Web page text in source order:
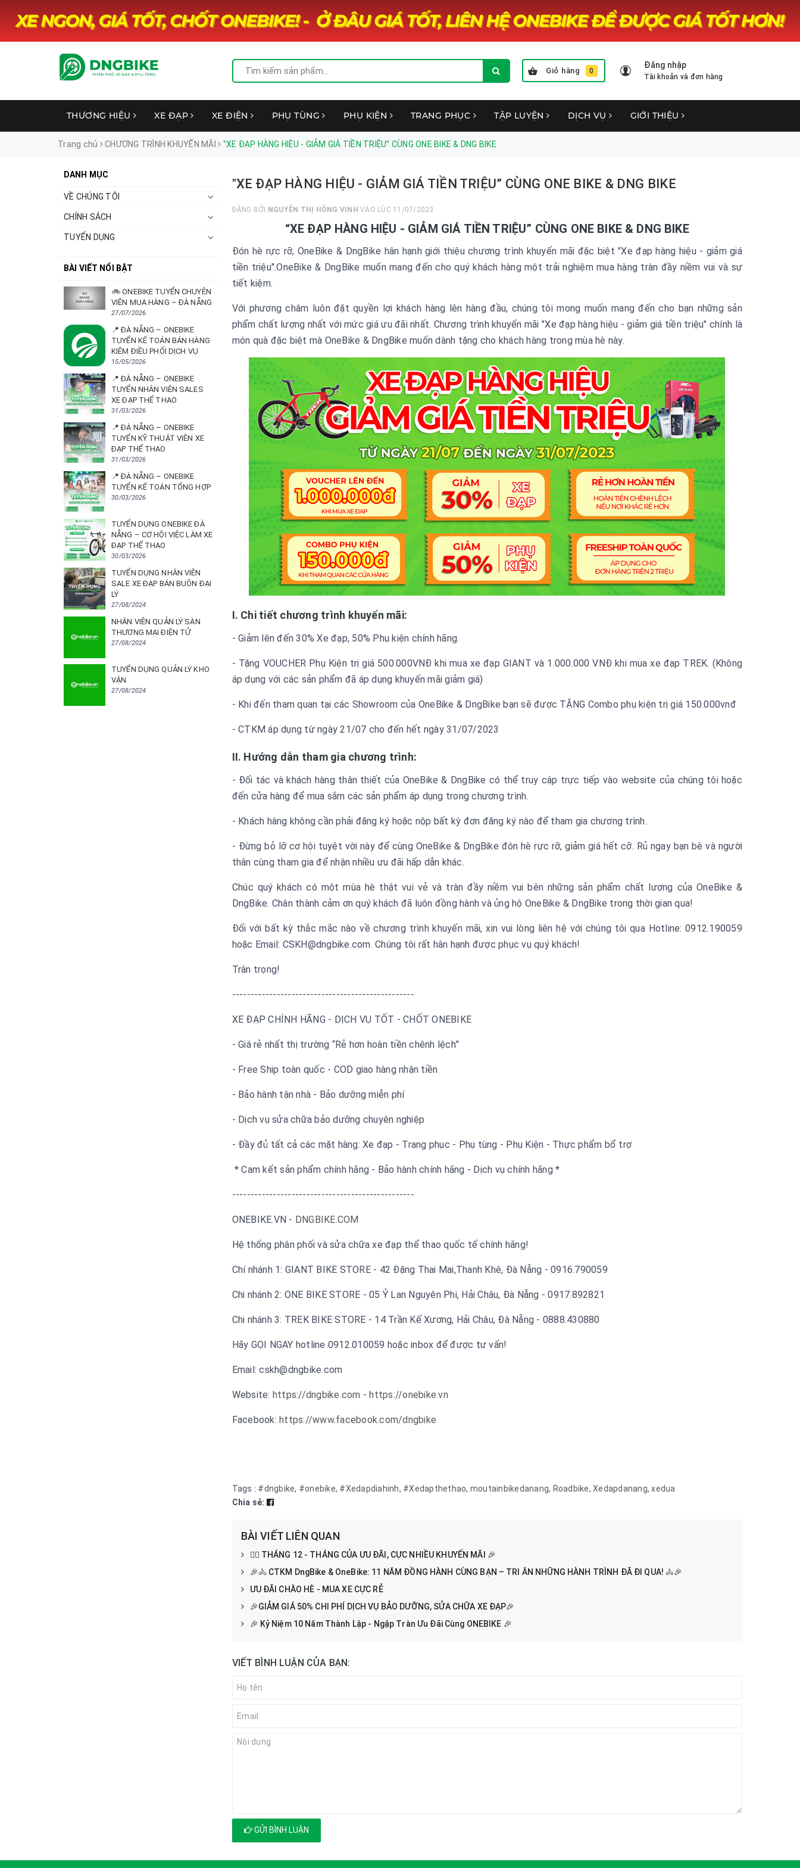
Giỏ hàng 0
Đăng nhập
Tài khoản và đơn hàng
THƯƠNG HIỆU XE ĐẠP XE ĐIỆN PHỤ TÙNG PHỤ KIỆN TRANG PHỤC TẬP LUYỆN DỊCH VỤ GIỚI THIỆU
Trang chủ CHƯƠNG TRÌNH KHUYẾN MÃI "XE ĐẠP HÀNG HIỆU - GIẢM GIÁ TIỀN TRIỆU” CÙNG ONE BIKE & DNG BIKE
"XE ĐẠP HÀNG HIỆU - GIẢM GIÁ TIỀN TRIỆU” CÙNG ONE BIKE & DNG BIKE
ĐĂNG BỞI NGUYỄN THỊ HỒNG VINH VÀO LÚC 11/07/2023
“XE ĐẠP HÀNG HIỆU - GIẢM GIÁ TIỀN TRIỆU” CÙNG ONE BIKE & DNG BIKE
Đón hè rực rỡ, OneBike & DngBike hân hạnh giới thiệu chương trình khuyến mãi đặc biệt "Xe đạp hàng hiệu - giảm giá
tiền triệu".OneBike & DngBike muốn mang đến cho quý khách hàng một trải nghiệm mua hàng tràn đầy niềm vui và sự
tiết kiệm.
Với phương châm luôn đặt quyền lợi khách hàng lên hàng đầu, chúng tôi mong muốn mang đến cho bạn những sản
phẩm chất lượng nhất với mức giá ưu đãi nhất. Chương trình khuyến mãi "Xe đạp hàng hiệu - giảm giá tiền triệu" chính là
món quà đặc biệt mà OneBike & DngBike muốn dành tặng cho khách hàng trong mùa hè này.
I. Chi tiết chương trình khuyến mãi:
- Giảm lên đến 30% Xe đạp, 50% Phụ kiện chính hãng.
- Tặng VOUCHER Phụ Kiện trị giá 500.000VNĐ khi mua xe đạp GIANT và 1.000.000 VNĐ khi mua xe đạp TREK. (Không
áp dụng với các sản phẩm đã áp dụng khuyến mãi giảm giá)
- Khi đến tham quan tại các Showroom của OneBike & DngBike bạn sẽ được TẶNG Combo phụ kiện trị giá 150.000vnđ
- CTKM áp dụng từ ngày 21/07 cho đến hết ngày 31/07/2023
II. Hướng dẫn tham gia chương trình:
- Đối tác và khách hàng thân thiết của OneBike & DngBike có thể truy cập trực tiếp vào website của chúng tôi hoặc
đến cửa hàng để mua sắm các sản phẩm áp dụng trong chương trình.
- Khách hàng không cần phải đăng ký hoặc nộp bất kỳ đơn đăng ký nào để tham gia chương trình.
- Đừng bỏ lỡ cơ hội tuyệt vời này để cùng OneBike & DngBike đón hè rực rỡ, giảm giá hết cỡ. Rủ ngay bạn bè và người
thân cùng tham gia để nhận nhiều ưu đãi hấp dẫn khác.
️Chúc quý khách có một mùa hè thật vui vẻ và tràn đầy niềm vui bên những sản phẩm chất lượng của OneBike &
DngBike. Chân thành cảm ơn quý khách đã luôn đồng hành và ủng hộ OneBike & DngBike trong thời gian qua!
Đối với bất kỳ thắc mắc nào về chương trình khuyến mãi, xin vui lòng liên hệ với chúng tôi qua Hotline: 0912.190059
hoặc Email: CSKH@dngbike.com. Chúng tôi rất hân hạnh được phục vụ quý khách!
Trân trọng!
-------------------------------------------------
XE ĐẠP CHÍNH HÃNG - DỊCH VỤ TỐT - CHỐT ONEBIKE
- Giá rẻ nhất thị trường “Rẻ hơn hoàn tiền chênh lệch”
- Free Ship toàn quốc - COD giao hàng nhận tiền
- Bảo hành tận nhà - Bảo dưỡng miễn phí
- Dịch vụ sửa chữa bảo dưỡng chuyên nghiệp
- Đầy đủ tất cả các mặt hàng: Xe đạp - Trang phục - Phụ tùng - Phụ Kiện - Thực phẩm bổ trợ
* Cam kết sản phẩm chính hãng - Bảo hành chính hãng - Dịch vụ chính hãng *
-------------------------------------------------
ONEBIKE.VN - DNGBIKE.COM
Hệ thống phân phối và sửa chữa xe đạp thể thao quốc tế chính hãng!
Chí nhánh 1: GIANT BIKE STORE - 42 Đặng Thai Mai,Thanh Khê, Đà Nẵng - 0916.790059
Chi nhánh 2: ONE BIKE STORE - 05 Ỷ Lan Nguyên Phi, Hải Châu, Đà Nẵng - 0917.892821
Chi nhánh 3: TREK BIKE STORE - 14 Trần Kế Xương, Hải Châu, Đà Nẵng - 0888.430880
Hãy GỌI NGAY hotline 0912.010059 hoặc inbox để được tư vấn!
Email: cskh@dngbike.com
Website: https://dngbike.com -https://onebike.vn
Facebook: https://www.facebook.com/dngbike
Tags : #dngbike, #onebike, #Xedapdiahinh, #Xedapthethao, moutainbikedanang, Roadbike, Xedapdanang,xedua
Chia sẻ:
BÀI VIẾT LIÊN QUAN
🚴‍♂️ THÁNG 12 - THÁNG CỦA ƯU ĐÃI, CỰC NHIỀU KHUYẾN MÃI 🎉
🎉🚴 CTKM DngBike & OneBike: 11 NĂM ĐỒNG HÀNH CÙNG BẠN – TRI ÂN NHỮNG HÀNH TRÌNH ĐÃ ĐI QUA! 🚴🎉
ƯU ĐÃI CHÀO HÈ - MUA XE CỰC RẺ
🎉GIẢM GIÁ 50% CHI PHÍ DỊCH VỤ BẢO DƯỠNG, SỬA CHỮA XE ĐẠP🎉
🎉 Kỷ Niệm 10 Năm Thành Lập - Ngập Tràn Ưu Đãi Cùng ONEBIKE 🎉
VIẾT BÌNH LUẬN CỦA BẠN:
GỬI BÌNH LUẬN
DANH MỤC
VỀ CHÚNG TÔI
CHÍNH SÁCH
TUYỂN DỤNG
BÀI VIẾT NỔI BẬT
🚲 ONEBIKE TUYỂN CHUYÊN
VIÊN MUA HÀNG – ĐÀ NẴNG
27/07/2026
📍 ĐÀ NẴNG – ONEBIKE
TUYỂN KẾ TOÁN BÁN HÀNG
KIÊM ĐIỀU PHỐI DỊCH VỤ
15/05/2026
📍 ĐÀ NẴNG – ONEBIKE
TUYỂN NHÂN VIÊN SALES
XE ĐẠP THỂ THAO
31/03/2026
📍 ĐÀ NẴNG – ONEBIKE
TUYỂN KỸ THUẬT VIÊN XE
ĐẠP THỂ THAO
31/03/2026
📍 ĐÀ NẴNG – ONEBIKE
TUYỂN KẾ TOÁN TỔNG HỢP
30/03/2026
TUYỂN DỤNG ONEBIKE ĐÀ
NẴNG – CƠ HỘI VIỆC LÀM XE
ĐẠP THỂ THAO
30/03/2026
TUYỂN DỤNG NHÂN VIÊN
SALE XE ĐẠP BÁN BUÔN ĐẠI
LÝ
27/08/2024
NHÂN VIÊN QUẢN LÝ SÀN
THƯƠNG MẠI ĐIỆN TỬ
27/08/2024
TUYỂN DỤNG QUẢN LÝ KHO
VẬN
27/08/2024